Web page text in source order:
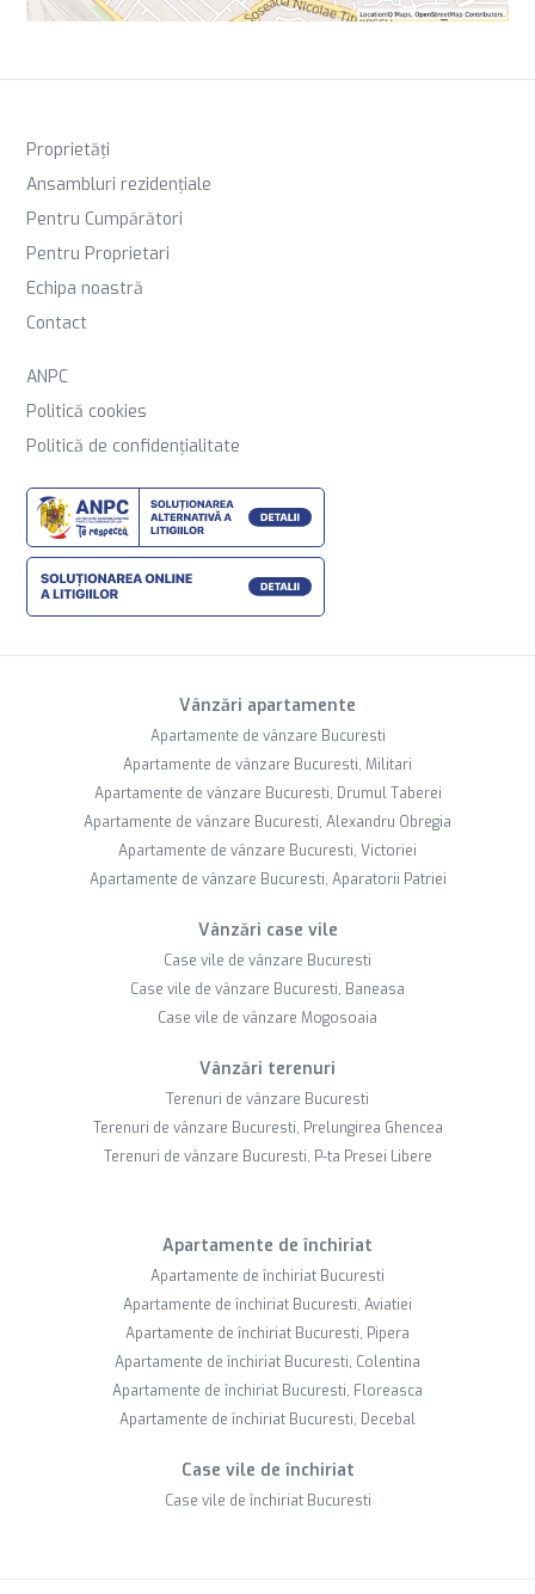
Proprietăți
Ansambluri rezidențiale
Pentru Cumpărători
Pentru Proprietari
Echipa noastră
Contact
ANPC
Politică cookies
Politică de confidențialitate
Vânzări apartamente
Apartamente de vânzare Bucuresti
Apartamente de vânzare Bucuresti, Militari
Apartamente de vânzare Bucuresti, Drumul Taberei
Apartamente de vânzare Bucuresti, Alexandru Obregia
Apartamente de vânzare Bucuresti, Victoriei
Apartamente de vânzare Bucuresti, Aparatorii Patriei
Vânzări case vile
Case vile de vânzare Bucuresti
Case vile de vânzare Bucuresti, Baneasa
Case vile de vânzare Mogosoaia
Vânzări terenuri
Terenuri de vânzare Bucuresti
Terenuri de vânzare Bucuresti, Prelungirea Ghencea
Terenuri de vânzare Bucuresti, P-ta Presei Libere
Apartamente de închiriat
Apartamente de închiriat Bucuresti
Apartamente de închiriat Bucuresti, Aviatiei
Apartamente de închiriat Bucuresti, Pipera
Apartamente de închiriat Bucuresti, Colentina
Apartamente de închiriat Bucuresti, Floreasca
Apartamente de închiriat Bucuresti, Decebal
Case vile de închiriat
Case vile de închiriat Bucuresti